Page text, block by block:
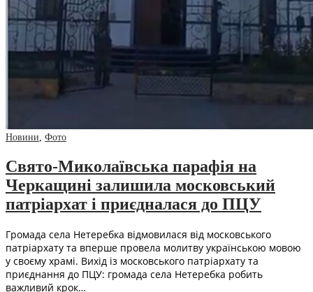
Новини, Фото
Свято-Миколаївська парафія на
Черкащині залишила московський
патріархат і приєдналася до ПЦУ
Громада села Нетеребка відмовилася від московського
патріархату та вперше провела молитву українською мовою
у своєму храмі. Вихід із московського патріархату та
приєднання до ПЦУ: громада села Нетеребка робить
важливий крок…